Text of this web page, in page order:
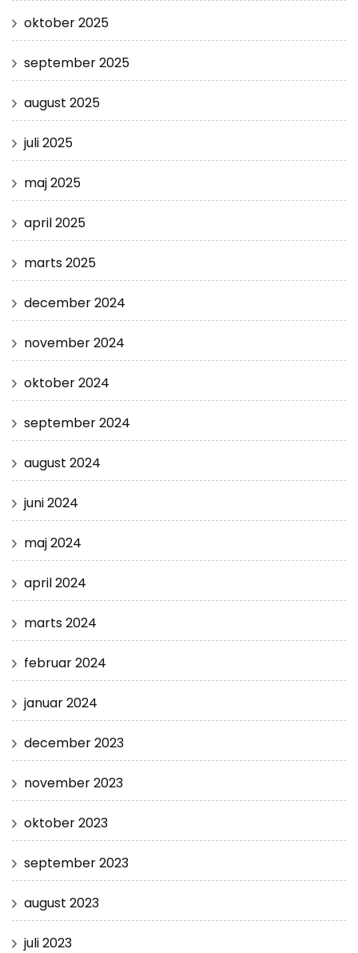
oktober 2025
september 2025
august 2025
juli 2025
maj 2025
april 2025
marts 2025
december 2024
november 2024
oktober 2024
september 2024
august 2024
juni 2024
maj 2024
april 2024
marts 2024
februar 2024
januar 2024
december 2023
november 2023
oktober 2023
september 2023
august 2023
juli 2023